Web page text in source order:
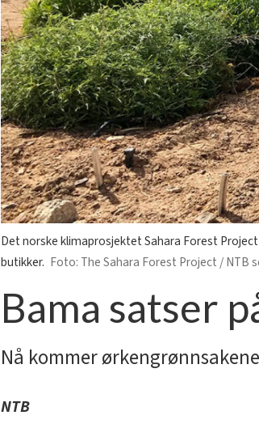
Det norske klimaprosjektet Sahara Forest
butikker.
The Sahara Forest Project / NTB
Bama satser
Nå kommer
NTB